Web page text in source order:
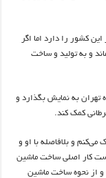
کشور را دارد اما اگر
و به تولید و ساخت
تهران به نمایش بگذارد و
کمک کند.
می‌کنم و بلافاصله با او و
که پدر معتقد است کار اصلی ساخت ماشین
و از نحوه ساخت ماشین